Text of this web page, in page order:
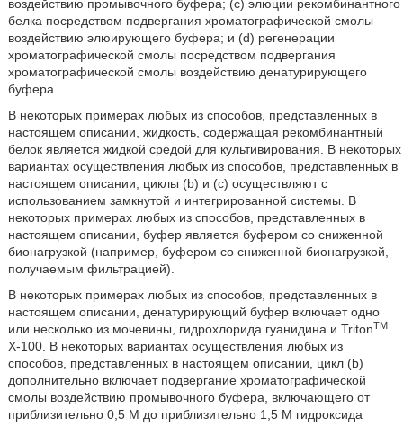
воздействию промывочного буфера; (c) элюции рекомбинантного
белка посредством подвергания хроматографической смолы
воздействию элюирующего буфера; и (d) регенерации
хроматографической смолы посредством подвергания
хроматографической смолы воздействию денатурирующего
буфера.
В некоторых примерах любых из способов, представленных в
настоящем описании, жидкость, содержащая рекомбинантный
белок является жидкой средой для культивирования. В некоторых
вариантах осуществления любых из способов, представленных в
настоящем описании, циклы (b) и (c) осуществляют с
использованием замкнутой и интегрированной системы. В
некоторых примерах любых из способов, представленных в
настоящем описании, буфер является буфером со сниженной
бионагрузкой (например, буфером со сниженной бионагрузкой,
получаемым фильтрацией).
В некоторых примерах любых из способов, представленных в
настоящем описании, денатурирующий буфер включает одно
или несколько из мочевины, гидрохлорида гуанидина и TritonTM
X-100. В некоторых вариантах осуществления любых из
способов, представленных в настоящем описании, цикл (b)
дополнительно включает подвергание хроматографической
смолы воздействию промывочного буфера, включающего от
приблизительно 0,5 M до приблизительно 1,5 M гидроксида